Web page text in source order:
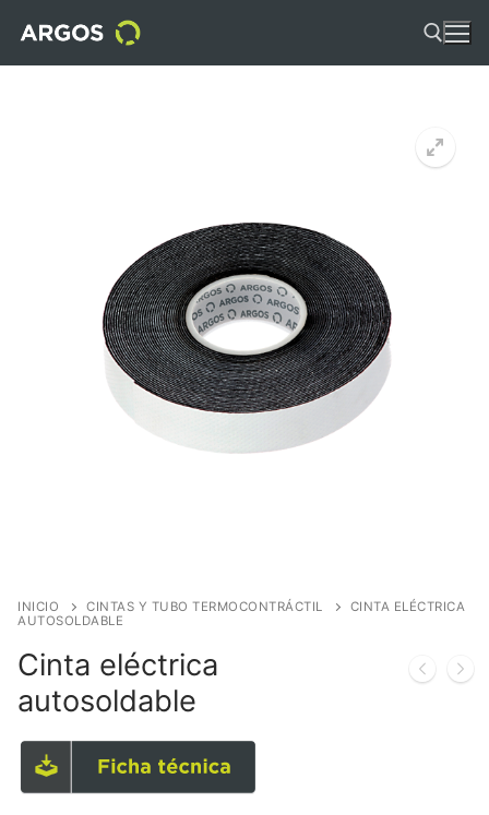
INICIO CINTAS Y TUBO TERMOCONTRÁCTIL
CINTA ELÉCTRICA
AUTOSOLDABLE
Cinta eléctrica
autosoldable